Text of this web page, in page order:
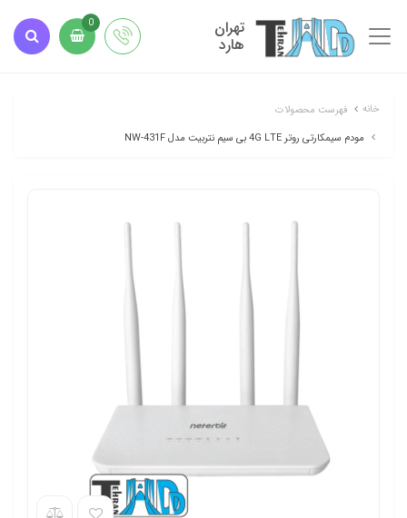
تهران
هارد
0
خانه
فهرست محصولات
مودم سیمکارتی روتر 4G LTE بی سیم نتربیت مدل NW-431F